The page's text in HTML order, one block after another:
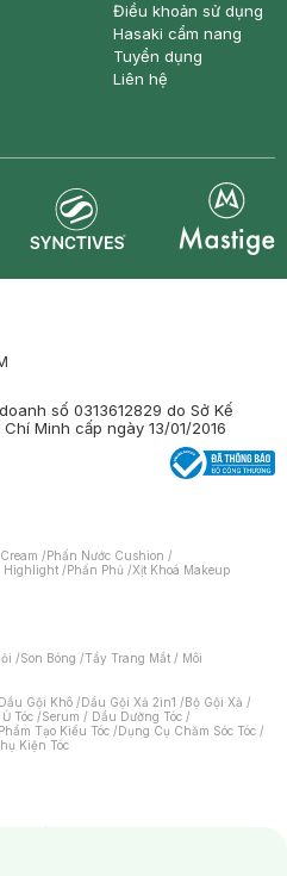
Điều khoản sử dụng
Hasaki cẩm nang
Tuyển dụng
Liên hệ
số 0313612829 do Sở Kế
Minh cấp ngày 13/01/2016
/Phấn Nước Cushion /
Highlight /Phấn Phủ /Xịt Khoá Makeup
/Son Bóng /Tẩy Trang Mắt / Môi
Dầu Gội Khô /Dầu Gội Xả 2in1 /Bộ Gội Xả /
Tóc /Serum / Dầu Dưỡng Tóc /
Tạo Kiểu Tóc /Dụng Cụ Chăm Sóc Tóc /
Kiện Tóc